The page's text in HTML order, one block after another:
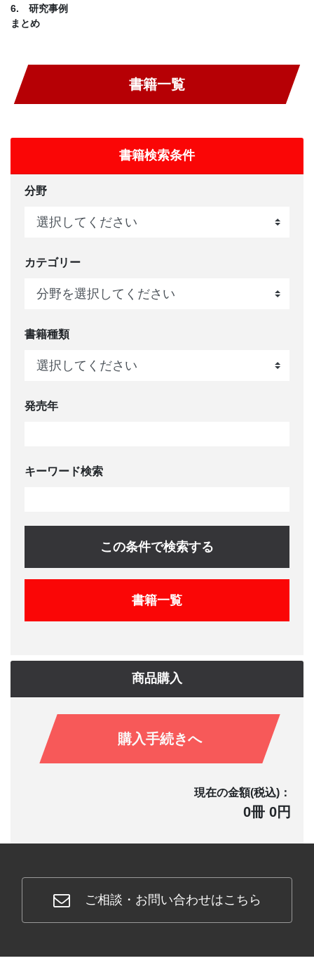
6. 研究事例
まとめ
書籍一覧
書籍検索条件
分野
カテゴリー
書籍種類
発売年
キーワード検索
この条件で検索する
書籍一覧
商品購入
購入手続きへ
現在の金額(税込)：
0冊 0円
ご相談・お問い合わせはこちら